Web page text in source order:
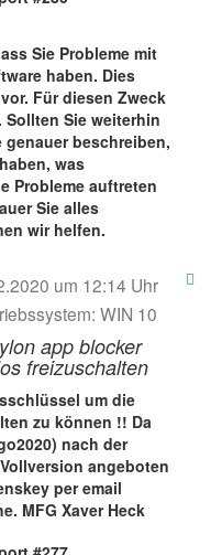
Sie Probleme mit
haben. Dies
Für diesen Zweck
Sollten Sie weiterhin
genauer beschreiben,
was
Probleme auftreten
Sie alles
wir helfen.
um 12:14 Uhr
WIN 10
app blocker
freizuschalten
um die
zu können !! Da
nach der
angeboten
per email
MFG Xaver Heck